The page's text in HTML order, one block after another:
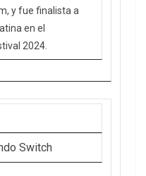
y fue finalista a
en el
2024.
Switch